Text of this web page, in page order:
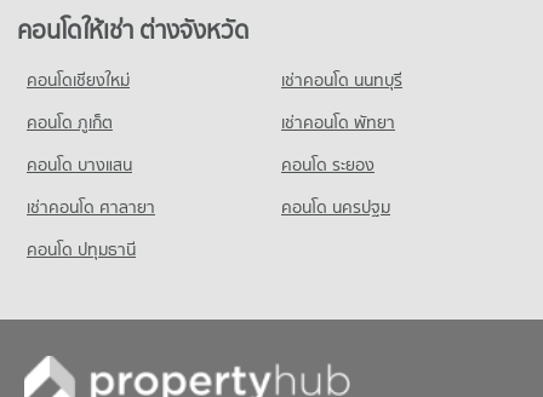
คอนโดให้เช่า ต่างจังหวัด
คอนโดเชียงใหม่
เช่าคอนโด นนทบุรี
คอนโด ภูเก็ต
เช่าคอนโด พัทยา
คอนโด บางแสน
คอนโด ระยอง
เช่าคอนโด ศาลายา
คอนโด นครปฐม
คอนโด ปทุมธานี